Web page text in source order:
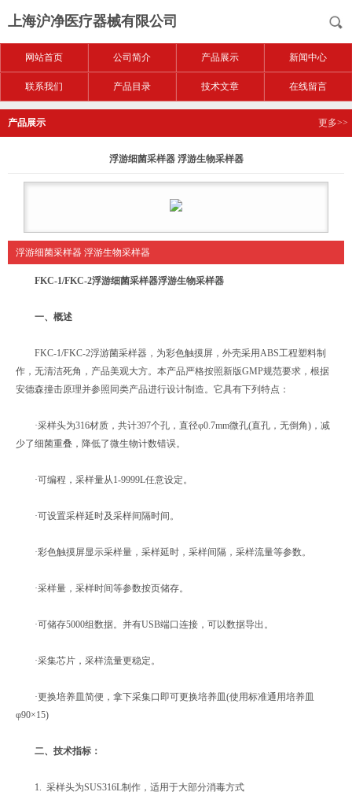
上海沪净医疗器械有限公司
网站首页 公司简介 产品展示 新闻中心
联系我们 产品目录 技术文章 在线留言
产品展示 更多>>
浮游细菌采样器 浮游生物采样器
浮游细菌采样器 浮游生物采样器
FKC-1/FKC-2浮游细菌采样器浮游生物采样器
一、概述
FKC-1/FKC-2浮游菌采样器，为彩色触摸屏，外壳采用ABS工程塑料制
作，无清洁死角，产品美观大方。本产品严格按照新版GMP规范要求，根据
安德森撞击原理并参照同类产品进行设计制造。它具有下列特点：
·采样头为316材质，共计397个孔，直径φ0.7mm微孔(直孔，无倒角)，减
少了细菌重叠，降低了微生物计数错误。
·可编程，采样量从1-9999L任意设定。
·可设置采样延时及采样间隔时间。
·彩色触摸屏显示采样量，采样延时，采样间隔，采样流量等参数。
·采样量，采样时间等参数按页储存。
·可储存5000组数据。并有USB端口连接，可以数据导出。
·采集芯片，采样流量更稳定。
·更换培养皿简便，拿下采集口即可更换培养皿(使用标准通用培养皿
φ90×15)
二、技术指标：
1. 采样头为SUS316L制作，适用于大部分消毒方式